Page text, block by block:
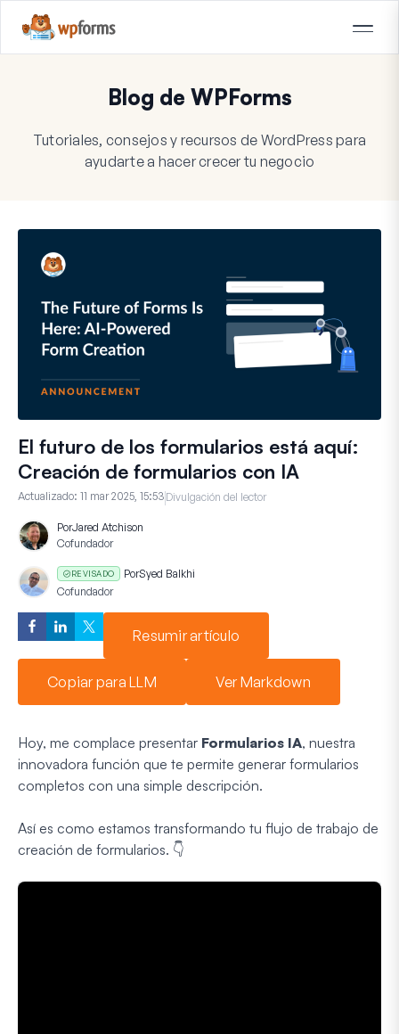
Blog de WPForms
Tutoriales, consejos y recursos de WordPress para
ayudarte a hacer crecer tu negocio
El futuro de los formularios está aquí:
Creación de formularios con IA
Actualizado: 11 mar 2025, 15:53 Divulgación del lector
PorJared Atchison
Cofundador
REVISADO PorSyed Balkhi
Cofundador
Resumir artículo
Copiar para LLM Ver Markdown
Hoy, me complace presentar Formularios IA, nuestra
innovadora función que te permite generar formularios
completos con una simple descripción.
Así es como estamos transformando tu flujo de trabajo de
creación de formularios. 👇